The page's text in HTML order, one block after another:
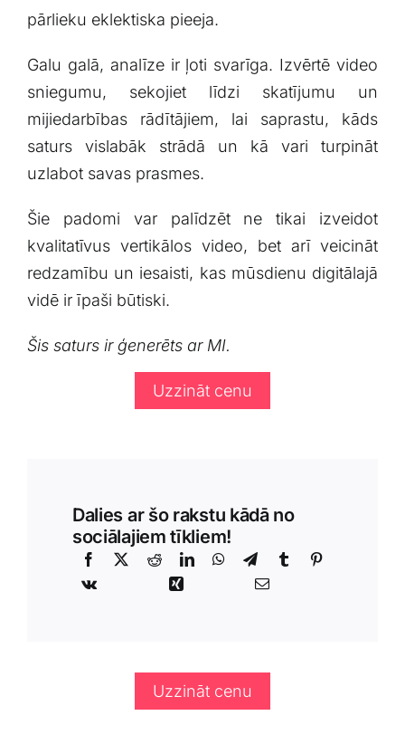
pārlieku eklektiska pieeja.
Galu ‍galā, analīze⁣ ir⁢ ļoti svarīga. Izvērtē ⁣video
sniegumu, sekojiet​ līdzi skatījumu un
‌mijiedarbības rādītājiem, lai saprastu, ‌kāds
saturs‍ vislabāk⁣ strādā‌ un kā vari ⁤turpināt
uzlabot savas prasmes.
Šie padomi var palīdzēt ne tikai izveidot
⁢kvalitatīvus vertikālos video, bet⁢ arī​ veicināt
redzamību un⁣ iesaisti, kas mūsdienu‌ digitālajā
vidē ir ⁣īpaši būtiski.
Šis‍ saturs⁢ ir ģenerēts ar ⁢MI.
Uzzināt cenu
Dalies ar šo rakstu kādā no
sociālajiem tīkliem!
Uzzināt cenu